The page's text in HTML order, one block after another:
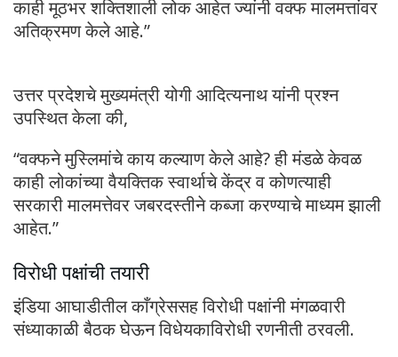
काही मूठभर शक्तिशाली लोक आहेत ज्यांनी वक्फ मालमत्तांवर
अतिक्रमण केले आहे.”
उत्तर प्रदेशचे मुख्यमंत्री योगी आदित्यनाथ यांनी प्रश्न
उपस्थित केला की,
“वक्फने मुस्लिमांचे काय कल्याण केले आहे? ही मंडळे केवळ
काही लोकांच्या वैयक्तिक स्वार्थाचे केंद्र व कोणत्याही
सरकारी मालमत्तेवर जबरदस्तीने कब्जा करण्याचे माध्यम झाली
आहेत.”
विरोधी पक्षांची तयारी
इंडिया आघाडीतील काँग्रेससह विरोधी पक्षांनी मंगळवारी
संध्याकाळी बैठक घेऊन विधेयकाविरोधी रणनीती ठरवली.